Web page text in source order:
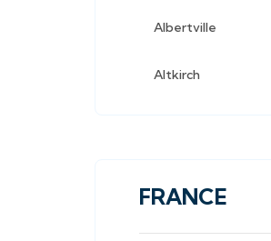
Albertville
Altkirch
FRANCE